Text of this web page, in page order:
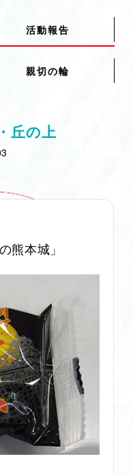
活動報告
親切の輪
丘の上
熊本城」